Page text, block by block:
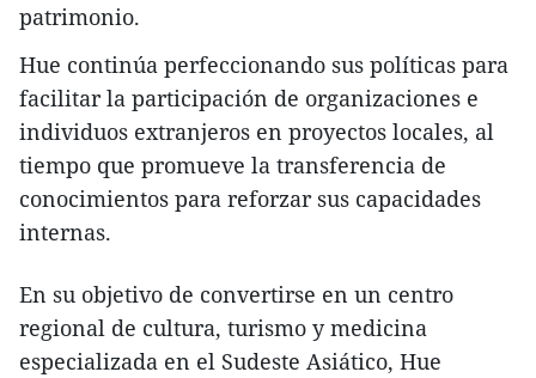
patrimonio.
Hue continúa perfeccionando sus políticas para
facilitar la participación de organizaciones e
individuos extranjeros en proyectos locales, al
tiempo que promueve la transferencia de
conocimientos para reforzar sus capacidades
internas.
​En su objetivo de convertirse en un centro
regional de cultura, turismo y medicina
especializada en el Sudeste Asiático, Hue